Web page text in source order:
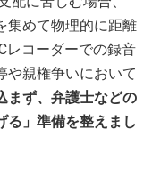
集めて物理的に距離
レコーダーでの録音
や親権争いにおいて
まず、弁護士などの
る」準備を整えまし